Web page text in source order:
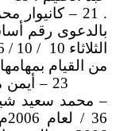
الثلاثاء 10
من القيام
– محمد سعيد
36 / لعام 2006م، موعد النظر فيها يوم الثلاثاء 10